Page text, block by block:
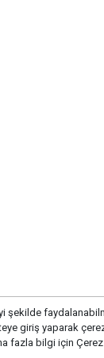
şekilde
giriş yaparak
fazla bilgi için